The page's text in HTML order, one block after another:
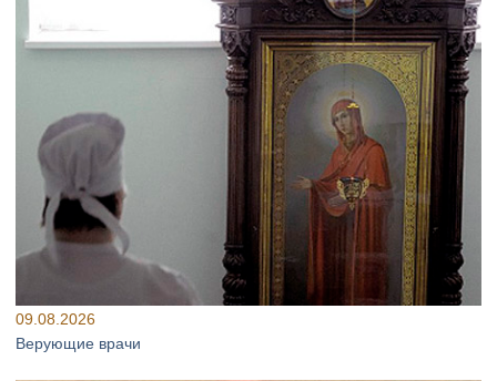
09.08.2026
Верующие врачи